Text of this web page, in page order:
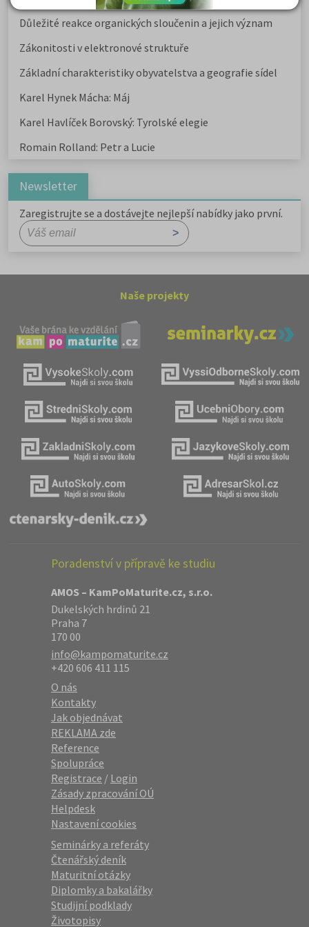
Důležité reakce organických sloučenin a jejich význam
Zákonitosti v elektronové struktuře
Základní charakteristiky obyvatelstva a geografie sídel
Karel Hynek Mácha: Máj
Karel Havlíček Borovský: Tyrolské elegie
Romain Rolland: Petr a Lucie
Newsletter
Zaregistrujte se a dostávejte nejlepší nabídky jako první.
Naše projekty
Poradenství v přípravě ke studiu
AMOS – KamPoMaturite.cz, s.r.o.
Dukelských hrdinů 21
Praha 7
170 00
info@kampomaturite.cz
+420 606 411 115
O nás
Kontakty
Jak objednávat
REKLAMA zde
Reference
Spolupráce
Registrace / Login
Zásady zpracování OÚ
Helpdesk
Nastavení cookies
Seminárky a referáty
Čtenářský deník
Maturitní otázky
Diplomky a bakalářky
Studijní podklady
Životopisy